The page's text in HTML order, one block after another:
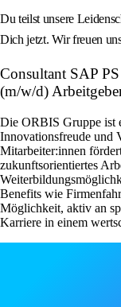
Du teilst unsere
Dich jetzt. Wir freuen
Consultant SAP
(m/w/d)
Die ORBIS Gruppe ist
Innovationsfreude und
Mitarbeiter:innen
zukunftsorientiertes
Benefits wie
Möglichkeit, aktiv an
Karriere in einem